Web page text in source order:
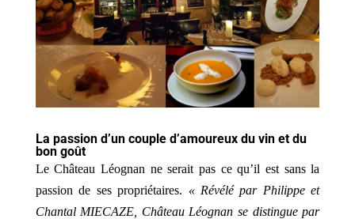
La passion d’un couple d’amoureux du vin et du
bon goût
Le Château Léognan ne serait pas ce qu’il est sans la
passion de ses propriétaires. « Révélé par Philippe et
Chantal MIECAZE, Château Léognan se distingue par